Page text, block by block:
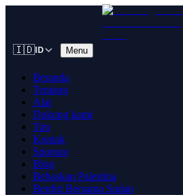
🇮🇩 ID Menu
Beranda
Tentang
Alat
Dukung kami
Tim
Kontak
Sponsor
Blog
Bebaskan Palestina
Berdiri Bersama Sudan